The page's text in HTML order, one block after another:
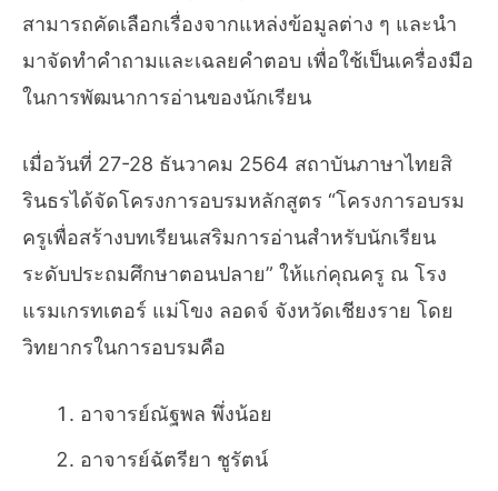
สามารถคัดเลือกเรื่องจากแหล่งข้อมูลต่าง ๆ และนำ
มาจัดทำคำถามและเฉลยคำตอบ เพื่อใช้เป็นเครื่องมือ
ในการพัฒนาการอ่านของนักเรียน
เมื่อวันที่ 27-28 ธันวาคม 2564 สถาบันภาษาไทยสิ
รินธรได้จัดโครงการอบรมหลักสูตร “โครงการอบรม
ครูเพื่อสร้างบทเรียนเสริมการอ่านสำหรับนักเรียน
ระดับประถมศึกษาตอนปลาย” ให้แก่คุณครู ณ โรง
แรมเกรทเตอร์ แม่โขง ลอดจ์ จังหวัดเชียงราย โดย
วิทยากรในการอบรมคือ
อาจารย์ณัฐพล พึ่งน้อย
อาจารย์ฉัตรียา ชูรัตน์